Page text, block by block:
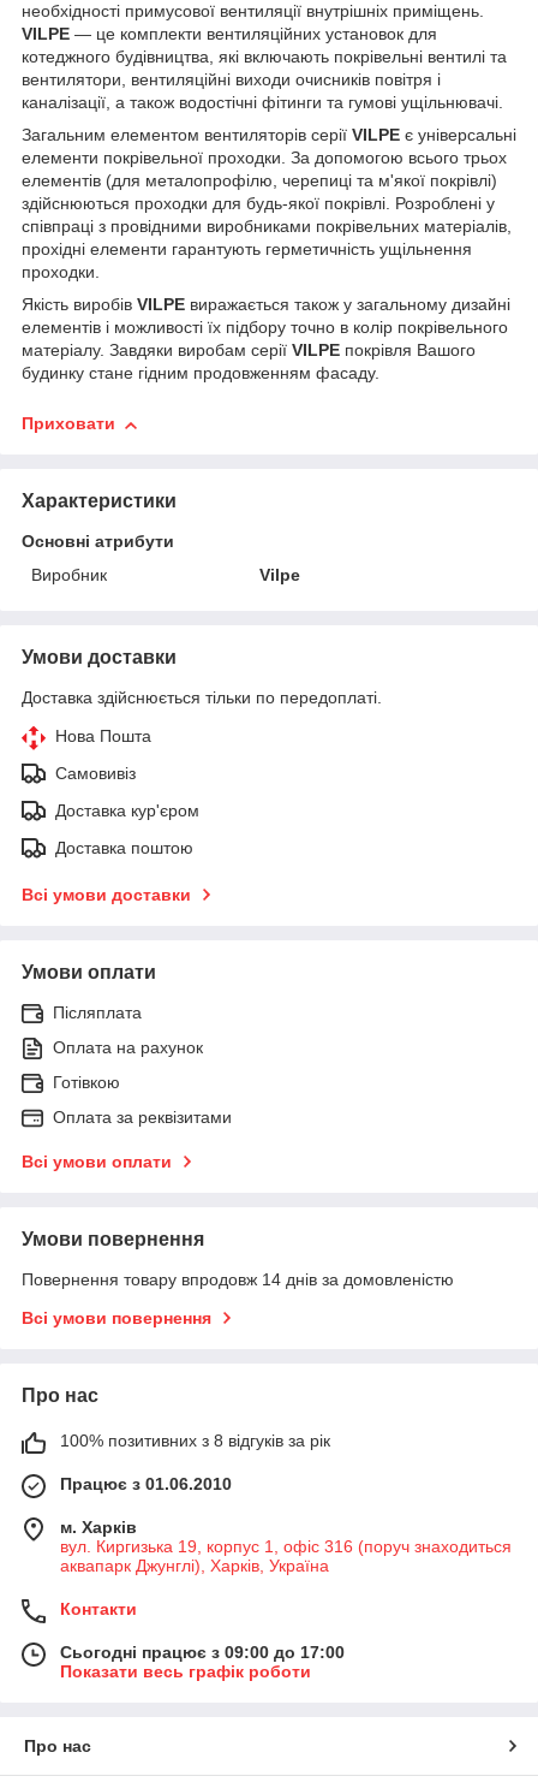
необхідності примусової вентиляції внутрішніх приміщень.
VILPE — це комплекти вентиляційних установок для
котеджного будівництва, які включають покрівельні вентилі та
вентилятори, вентиляційні виходи очисників повітря і
каналізації, а також водостічні фітинги та гумові ущільнювачі.
Загальним елементом вентиляторів серії VILPE є універсальні
елементи покрівельної проходки. За допомогою всього трьох
елементів (для металопрофілю, черепиці та м'якої покрівлі)
здійснюються проходки для будь-якої покрівлі. Розроблені у
співпраці з провідними виробниками покрівельних матеріалів,
прохідні елементи гарантують герметичність ущільнення
проходки.
Якість виробів VILPE виражається також у загальному дизайні
елементів і можливості їх підбору точно в колір покрівельного
матеріалу. Завдяки виробам серії VILPE покрівля Вашого
будинку стане гідним продовженням фасаду.
Приховати
Характеристики
Основні атрибути
Виробник
Vilpe
Умови доставки
Доставка здійснюється тільки по передоплаті.
Нова Пошта
Самовивіз
Доставка кур'єром
Доставка поштою
Всі умови доставки
Умови оплати
Післяплата
Оплата на рахунок
Готівкою
Оплата за реквізитами
Всі умови оплати
Умови повернення
Повернення товару впродовж 14 днів за домовленістю
Всі умови повернення
Про нас
100% позитивних з 8 відгуків за рік
Працює з 01.06.2010
м. Харків
вул. Киргизька 19, корпус 1, офіс 316 (поруч знаходиться
аквапарк Джунглі), Харків, Україна
Контакти
Сьогодні працює з 09:00 до 17:00
Показати весь графік роботи
Про нас